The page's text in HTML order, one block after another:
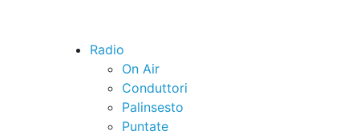
Radio
On Air
Conduttori
Palinsesto
Puntate